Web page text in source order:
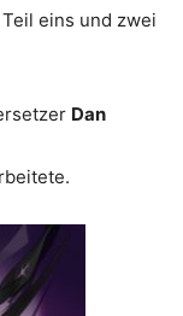
Teil eins und zwei
Dan